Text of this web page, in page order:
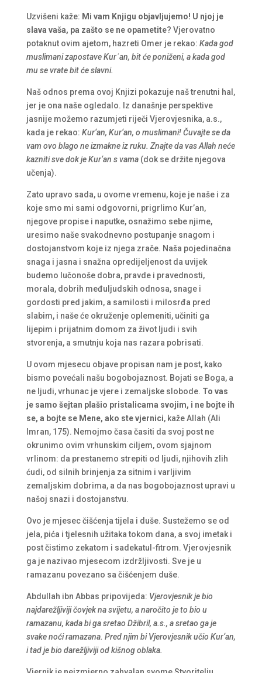
Uzvišeni kaže: Mi vam Knjigu objavljujemo! U njoj je
slava vaša, pa zašto se ne opametite? Vjerovatno
potaknut ovim ajetom, hazreti Omer je rekao: Kada god
muslimani zapostave Kurʿan, bit će poniženi, a kada god
mu se vrate bit će slavni.
Naš odnos prema ovoj Knjizi pokazuje naš trenutni hal,
jer je ona naše ogledalo. Iz današnje perspektive
jasnije možemo razumjeti riječi Vjerovjesnika, a.s.,
kada je rekao: Kur‘an, Kur‘an, o muslimani! Čuvajte se da
vam ovo blago ne izmakne iz ruku. Znajte da vas Allah neće
kazniti sve dok je Kur‘an s vama(dok se držite njegova
učenja).
Zato upravo sada, u ovome vremenu, koje je naše i za
koje smo mi sami odgovorni, prigrlimo Kur’an,
njegove propise i naputke, osnažimo sebe njime,
uresimo naše svakodnevno postupanje snagom i
dostojanstvom koje iz njega zrače. Naša pojedinačna
snaga i jasna i snažna opredijeljenost da uvijek
budemo lučonoše dobra, pravde i pravednosti,
morala, dobrih međuljudskih odnosa, snage i
gordosti pred jakim, a samilosti i milosrđa pred
slabim, i naše će okruženje oplemeniti, učiniti ga
lijepim i prijatnim domom za život ljudi i svih
stvorenja, a smutnju koja nas razara pobrisati.
U ovom mjesecu objave propisan nam je post, kako
bismo povećali našu bogobojaznost. Bojati se Boga, a
ne ljudi, vrhunac je vjere i zemaljske slobode. To vas
je samo šejtan plašio pristalicama svojim, i ne bojte ih
se, a bojte se Mene, ako ste vjernici, kaže Allah (Ali
Imran, 175). Nemojmo časa časiti da svoj post ne
okrunimo ovim vrhunskim ciljem, ovom sjajnom
vrlinom: da prestanemo strepiti od ljudi, njihovih zlih
ćudi, od silnih brinjenja za sitnim i varljivim
zemaljskim dobrima, a da nas bogobojaznost upravi u
našoj snazi i dostojanstvu.
Ovo je mjesec čišćenja tijela i duše. Sustežemo se od
jela, pića i tjelesnih užitaka tokom dana, a svoj imetak i
post čistimo zekatom i sadekatul-fitrom. Vjerovjesnik
ga je nazivao mjesecom izdržljivosti. Sve je u
ramazanu povezano sa čišćenjem duše.
Abdullah ibn Abbas pripovijeda: Vjerovjesnik je bio
najdarežljiviji čovjek na svijetu, a naročito je to bio u
ramazanu, kada bi ga sretao Džibril, a.s., a sretao ga je
svake noći ramazana. Pred njim bi Vjerovjesnik učio Kur‘an,
i tad je bio darežljiviji od kišnog oblaka.